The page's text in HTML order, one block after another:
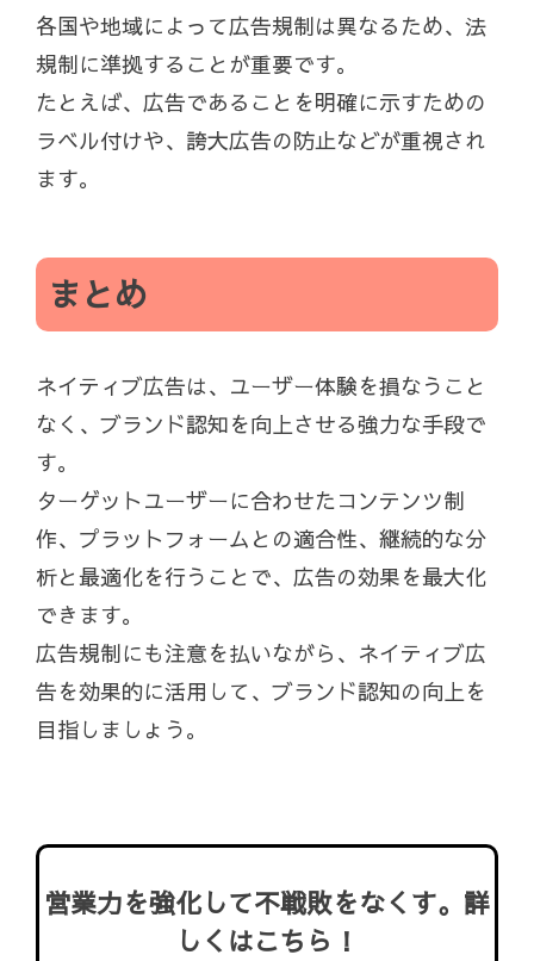
各国や地域によって広告規制は異なるため、法
規制に準拠することが重要です。
たとえば、広告であることを明確に示すための
ラベル付けや、誇大広告の防止などが重視され
ます。
まとめ
ネイティブ広告は、ユーザー体験を損なうこと
なく、ブランド認知を向上させる強力な手段で
す。
ターゲットユーザーに合わせたコンテンツ制
作、プラットフォームとの適合性、継続的な分
析と最適化を行うことで、広告の効果を最大化
できます。
広告規制にも注意を払いながら、ネイティブ広
告を効果的に活用して、ブランド認知の向上を
目指しましょう。
営業力を強化して不戦敗をなくす。詳
しくはこちら！